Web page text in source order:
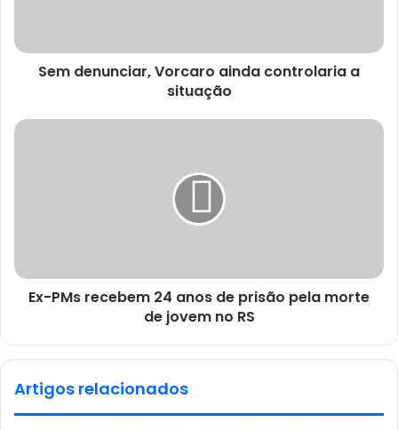
Sem denunciar, Vorcaro ainda controlaria a
situação
Ex-PMs recebem 24 anos de prisão pela morte
de jovem no RS
Artigos relacionados